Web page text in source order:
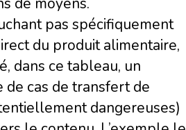
pas spécifiquement
du produit alimentaire,
dans ce tableau, un
de cas de transfert de
dangereuses)